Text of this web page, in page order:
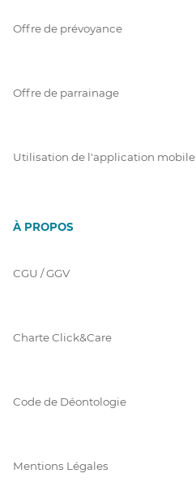
Offre de prévoyance
Offre de parrainage
Utilisation de l'application mobile
À PROPOS
CGU / GGV
Charte Click&Care
Code de Déontologie
Mentions Légales